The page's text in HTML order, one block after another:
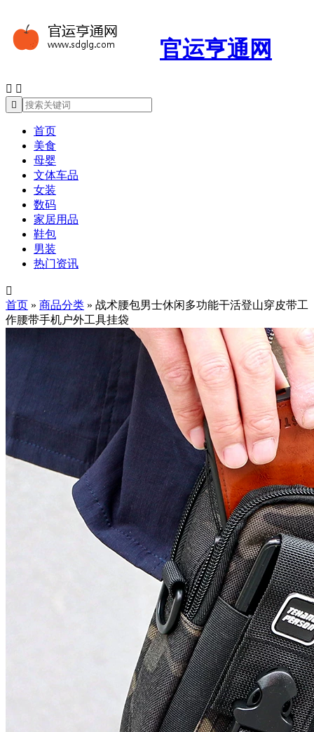
官运亨通网
 

首页
美食
母婴
文体车品
女装
数码
家居用品
鞋包
男装
热门资讯

首页 » 商品分类 » 战术腰包男士休闲多功能干活登山穿皮带工
作腰带手机户外工具挂袋